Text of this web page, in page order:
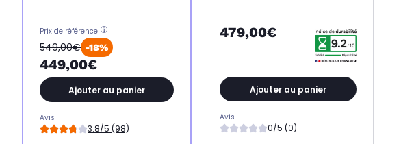
Prix de référence
549,00€ -18%
449,00€
Ajouter au panier
Avis
3.8/5 (98)
479,00€
Ajouter au panier
Avis
0/5 (0)